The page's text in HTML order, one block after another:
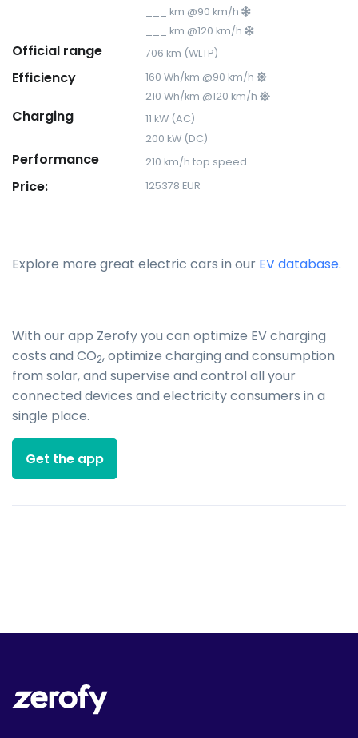
___ km @90 km/h
___ km @120 km/h
Official range 706 km (WLTP)
Efficiency
160 Wh/km @90 km/h
210 Wh/km @120 km/h
Charging
11 kW (AC)
200 kW (DC)
Performance 210 km/h top speed
Price: 125378 EUR
Explore more great electric cars in our EV database.
With our app Zerofy you can optimize EV charging
costs and CO2, optimize charging and consumption
from solar, and supervise and control all your
connected devices and electricity consumers in a
single place.
Get the app